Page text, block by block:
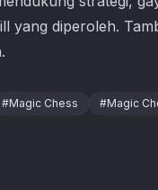
yang diperoleh.
#Magic Chess #Magic